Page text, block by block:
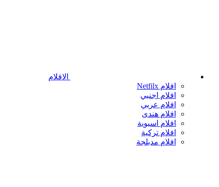
الافلام
افلام Netfilx
افلام اجنبي
افلام عربي
افلام هندى
افلام اسيوية
افلام تركية
افلام مدبلجة